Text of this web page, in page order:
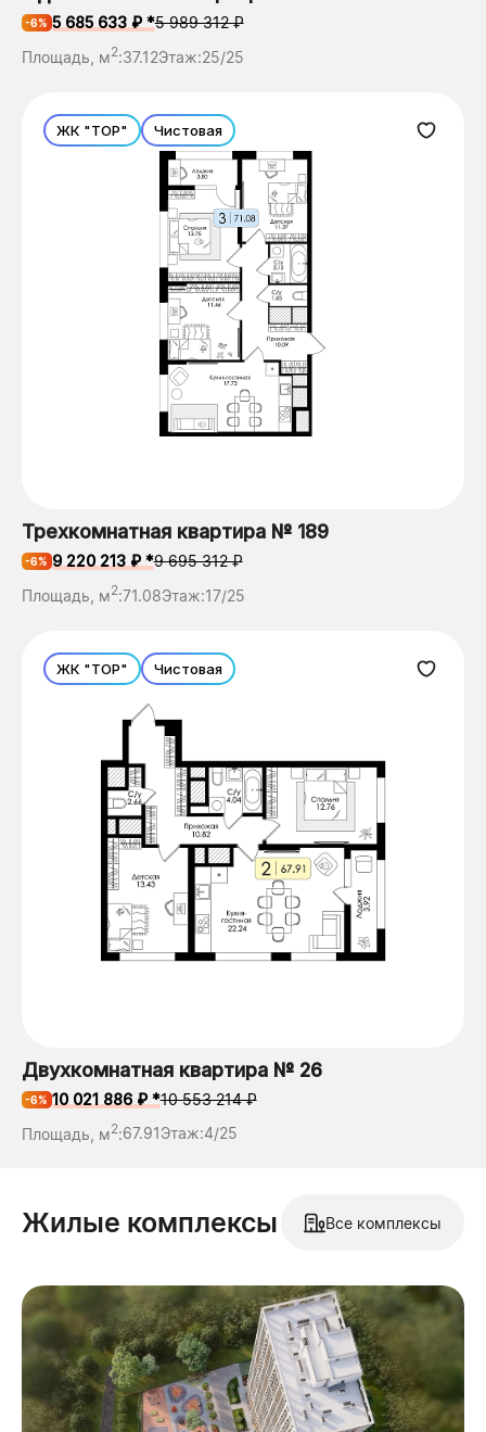
-6% 5 685 633 ₽ *5 989 312 ₽
Площадь, м2:37.12Этаж:25/25
ЖК "ТОР" Чистовая
Трехкомнатная квартира № 189
-6% 9 220 213 ₽ *9 695 312 ₽
Площадь, м2:71.08Этаж:17/25
ЖК "ТОР" Чистовая
Двухкомнатная квартира № 26
-6% 10 021 886 ₽ *10 553 214 ₽
Площадь, м2:67.91Этаж:4/25
Жилые комплексы Все комплексы